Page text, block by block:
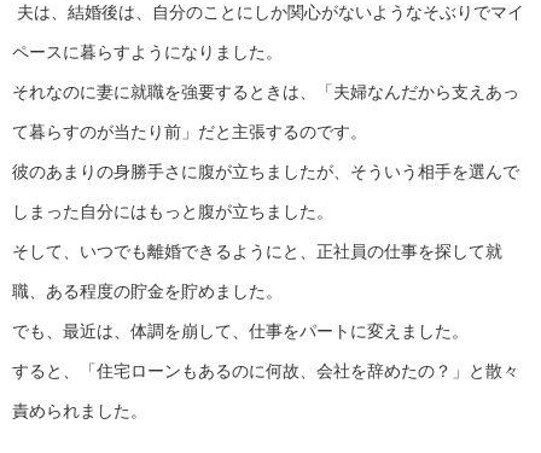
夫は、結婚後は、自分のことにしか関心がないようなそぶりでマイ
ペースに暮らすようになりました。
それなのに妻に就職を強要するときは、「夫婦なんだから支えあっ
て暮らすのが当たり前」だと主張するのです。
彼のあまりの身勝手さに腹が立ちましたが、そういう相手を選んで
しまった自分にはもっと腹が立ちました。
そして、いつでも離婚できるようにと、正社員の仕事を探して就
職、ある程度の貯金を貯めました。
でも、最近は、体調を崩して、仕事をパートに変えました。
すると、「住宅ローンもあるのに何故、会社を辞めたの？」と散々
責められました。